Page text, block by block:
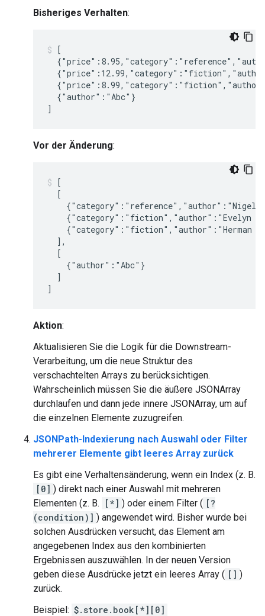
Bisheriges Verhalten:
[
  {"author":"Abc"}
Vor der Änderung:
[
  [
{"category":"reference","author":"Nigel
{"category":"fiction","author":"Evelyn
{"category":"fiction","author":"Herman
  ],
  [
    {"author":"Abc"}
  ]
Aktion:
Aktualisieren Sie die Logik für die Downstream-
Verarbeitung, um die neue Struktur des
verschachtelten Arrays zu berücksichtigen.
Wahrscheinlich müssen Sie die äußere JSONArray
durchlaufen und dann jede innere JSONArray, um auf
die einzelnen Elemente zuzugreifen.
JSONPath-Indexierung nach Auswahl oder Filter
mehrerer Elemente gibt leeres Array zurück
Es gibt eine Verhaltensänderung, wenn ein Index (z. B.
[0] ) direkt nach einer Auswahl mit mehreren
Elementen (z. B.
[*] ) oder einem Filter ( [?
(condition)] ) angewendet wird. Bisher wurde bei
solchen Ausdrücken versucht, das Element am
angegebenen Index aus den kombinierten
Ergebnissen auszuwählen. In der neuen Version
geben diese Ausdrücke jetzt ein leeres Array ( [] )
zurück.
Beispiel: $.store.book[*][0]